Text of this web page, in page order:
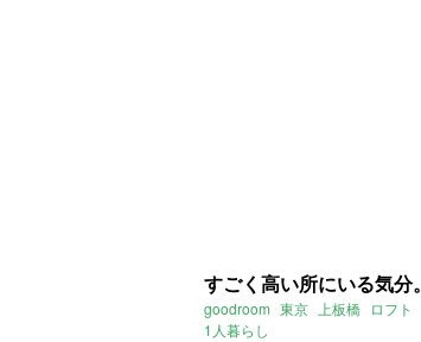
すごく高い所にいる気分。
goodroom 東京 上板橋 ロフト
1人暮らし